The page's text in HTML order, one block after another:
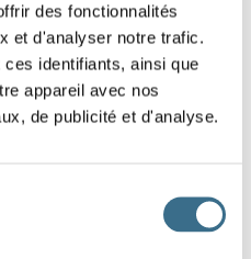
des fonctionnalités
et d'analyser notre trafic.
identifiants, ainsi que
appareil avec nos
de publicité et d'analyse.
2.
Présent
3.